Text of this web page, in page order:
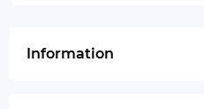
Information